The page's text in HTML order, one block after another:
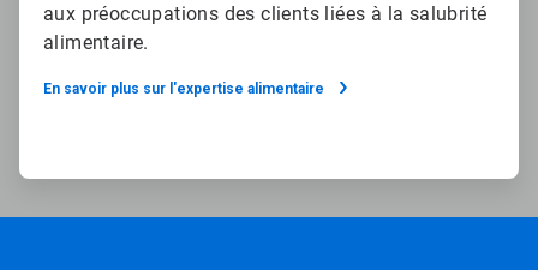
aux préoccupations des clients liées à la salubrité
alimentaire.
En savoir plus sur l'expertise alimentaire​​​​​​​